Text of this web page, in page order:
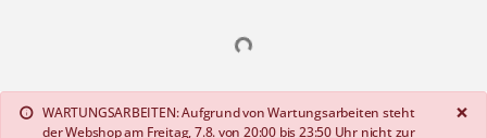
info WARTUNGSARBEITEN: Aufgrund von Wartungsarbeiten steht
der Webshop am Freitag, 7.8. von 20:00 bis 23:50 Uhr nicht zur
×